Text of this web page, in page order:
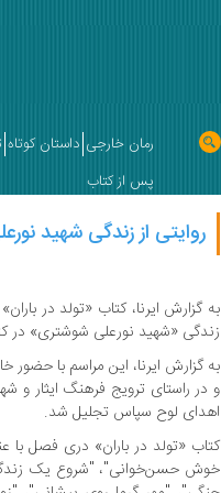
رمان خارجی داستان کوتاه
پس از کتاب
روایتی از زندگی شهید
به گزارش ایرنا، کتاب «تولد در
زندگی «شهید نورعلی شوشتری» در
به گزارش ایرنا، این مراسم با حضور
و در راستای ترویج فرهنگ ایثار و
اهدای لوح سپاس تجلیل شد.
کتاب «تولد در باران» دری فصل با
خوش حسن‌خوانی"، "شروع یک